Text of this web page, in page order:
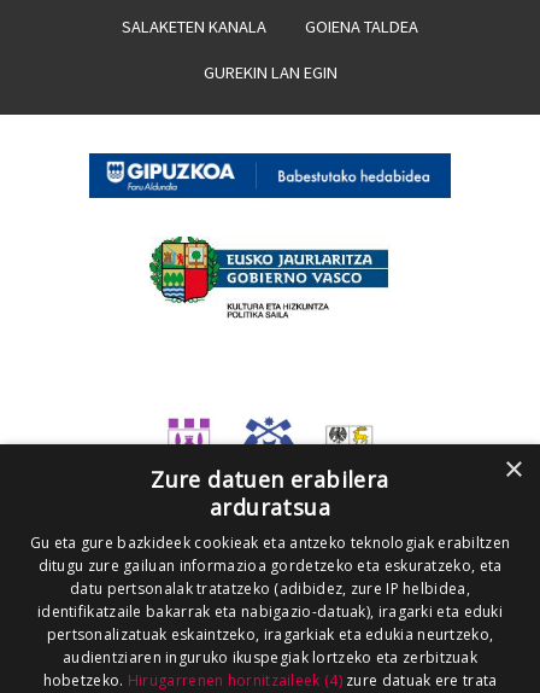
SALAKETEN KANALA GOIENA TALDEA
GUREKIN LAN EGIN
×
Zure datuen erabilera
arduratsua
Gu eta gure bazkideek cookieak eta antzeko teknologiak erabiltzen
ditugu zure gailuan informazioa gordetzeko eta eskuratzeko, eta
datu pertsonalak tratatzeko (adibidez, zure IP helbidea,
identifikatzaile bakarrak eta nabigazio-datuak), iragarki eta eduki
pertsonalizatuak eskaintzeko, iragarkiak eta edukia neurtzeko,
audientziaren inguruko ikuspegiak lortzeko eta zerbitzuak
hobetzeko. Hirugarrenen hornitzaileek (4)zure datuak ere trata